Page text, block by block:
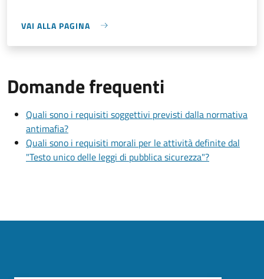
VAI ALLA PAGINA
Domande frequenti
Quali sono i requisiti soggettivi previsti dalla normativa
antimafia?
Quali sono i requisiti morali per le attività definite dal
"Testo unico delle leggi di pubblica sicurezza"?